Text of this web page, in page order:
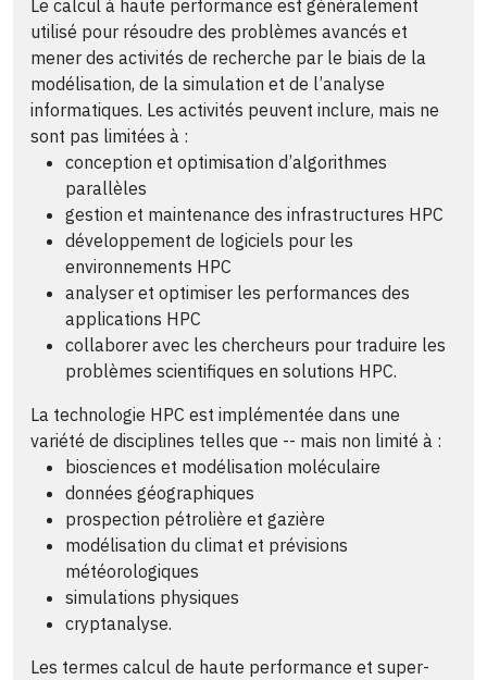
Le calcul à haute performance est généralement
utilisé pour résoudre des problèmes avancés et
mener des activités de recherche par le biais de la
modélisation, de la simulation et de l’analyse
informatiques. Les activités peuvent inclure, mais ne
sont pas limitées à :
conception et optimisation d’algorithmes
parallèles
gestion et maintenance des infrastructures HPC
développement de logiciels pour les
environnements HPC
analyser et optimiser les performances des
applications HPC
collaborer avec les chercheurs pour traduire les
problèmes scientifiques en solutions HPC.
La technologie HPC est implémentée dans une
variété de disciplines telles que -- mais non limité à :
biosciences et modélisation moléculaire
données géographiques
prospection pétrolière et gazière
modélisation du climat et prévisions
météorologiques
simulations physiques
cryptanalyse.
Les termes calcul de haute performance et super-